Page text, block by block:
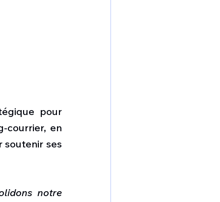
pour
courrier, en
soutenir ses
notre